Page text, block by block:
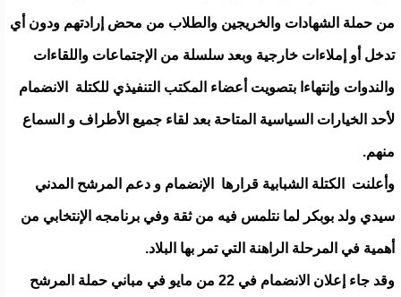
من حملة الشهادات والخريجين والطلاب من محض إرادتهم ودون أي
تدخل أو إملاءات خارجية وبعد سلسلة من الإجتماعات واللقاءات
والندوات وإنتهاءا بتصويت أعضاء المكتب التنفيذي للكتلة الانضمام
لأحد الخيارات السياسية المتاحة بعد لقاء جميع الأطراف و السماع
منهم.
وأعلنت الكتلة الشبابية قرارها الإنضمام و دعم المرشح المدني
سيدي ولد بوبكر لما نتلمس فيه من ثقة وفي برنامجه الإنتخابي من
أهمية في المرحلة الراهنة التي تمر بها البلاد.
وقد جاء إعلان الانضمام في 22 من مايو في مباني حملة المرشح